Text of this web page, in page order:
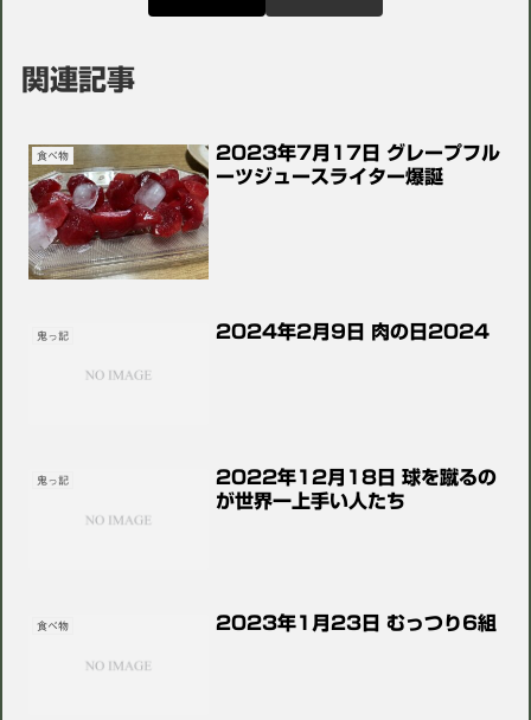
関連記事
食べ物
2023年7月17日 グレープフル
ーツジュースライター爆誕
鬼っ記 2024年2月9日 肉の日2024
鬼っ記
2022年12月18日 球を蹴るの
が世界一上手い人たち
食べ物 2023年1月23日 むっつり6組